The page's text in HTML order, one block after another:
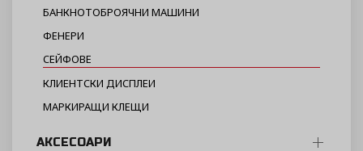
БАНКНОТОБРОЯЧНИ МАШИНИ
ФЕНЕРИ
СЕЙФОВЕ
КЛИЕНТСКИ ДИСПЛЕИ
МАРКИРАЩИ КЛЕЩИ
АКСЕСОАРИ